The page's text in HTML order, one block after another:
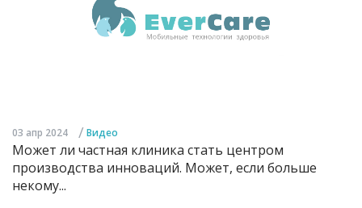
03 апр 2024 / Видео
Может ли частная клиника стать центром
производства инноваций. Может, если больше
некому...